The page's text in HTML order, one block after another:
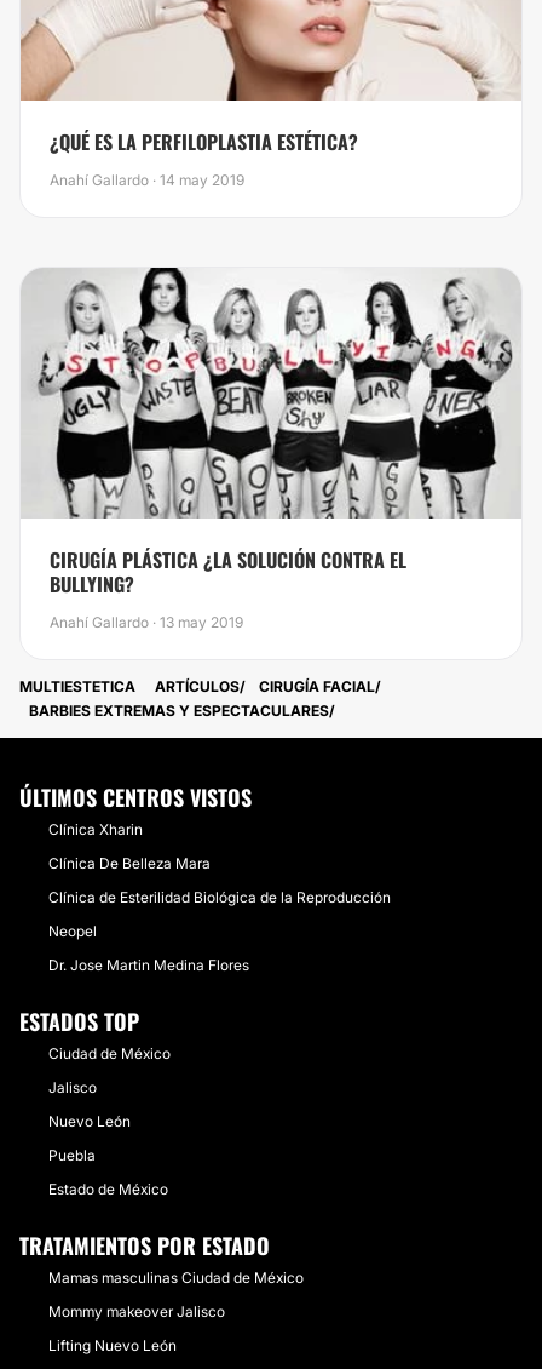
¿QUÉ ES LA PERFILOPLASTIA ESTÉTICA?
Anahí Gallardo · 14 may 2019
​​CIRUGÍA PLÁSTICA ¿LA SOLUCIÓN CONTRA EL
BULLYING?
Anahí Gallardo · 13 may 2019
MULTIESTETICA ARTÍCULOS
CIRUGÍA FACIAL
BARBIES EXTREMAS Y ESPECTACULARES
ÚLTIMOS CENTROS VISTOS
Clínica Xharin
Clínica De Belleza Mara
Clínica de Esterilidad Biológica de la Reproducción
Neopel
Dr. Jose Martin Medina Flores
ESTADOS TOP
Ciudad de México
Jalisco
Nuevo León
Puebla
Estado de México
TRATAMIENTOS POR ESTADO
Mamas masculinas Ciudad de México
Mommy makeover Jalisco
Lifting Nuevo León